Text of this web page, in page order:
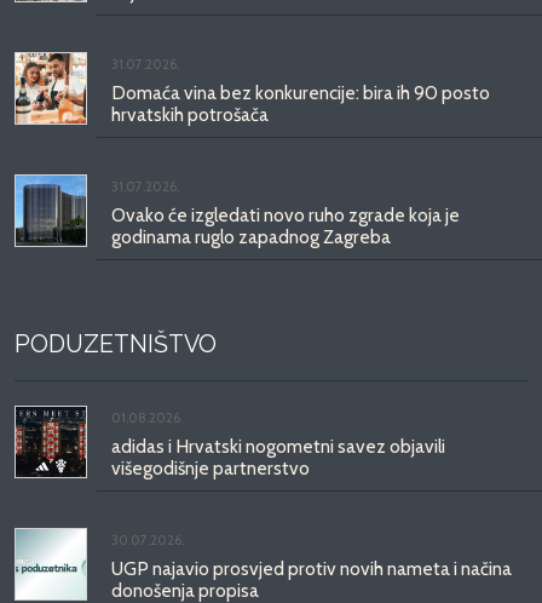
31.07.2026.
Domaća vina bez konkurencije: bira ih 90 posto
hrvatskih potrošača
31.07.2026.
Ovako će izgledati novo ruho zgrade koja je
godinama ruglo zapadnog Zagreba
PODUZETNIŠTVO
01.08.2026.
adidas i Hrvatski nogometni savez objavili
višegodišnje partnerstvo
30.07.2026.
UGP najavio prosvjed protiv novih nameta i načina
donošenja propisa